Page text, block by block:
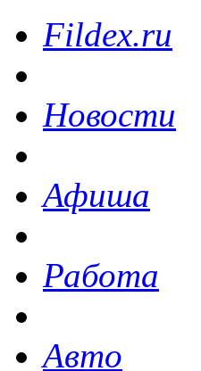
Fildex.ru
Новости
Афиша
Работа
Авто